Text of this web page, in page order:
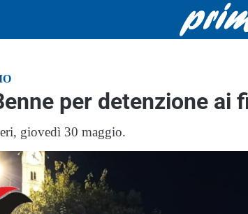
per detenzione ai
giovedì 30 maggio.